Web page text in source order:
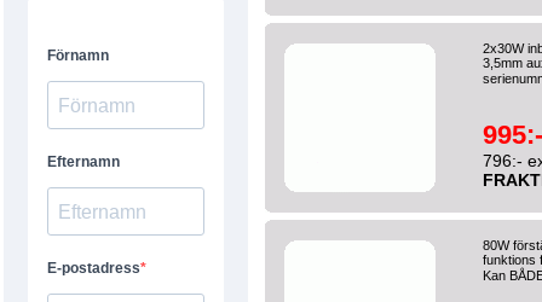
2x30W
3,5mm
995:-
796:-
80W
funktions
Kan